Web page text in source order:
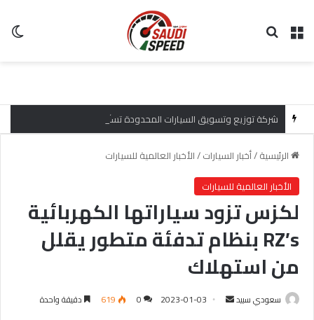
القائمة
الرئيسية/أخبار السيارات/الأخبار العالمية للسيارات
الأخبار العالمية للسيارات
لكزس تزود سياراتها الكهربائية
RZ’s بنظام تدفئة متطور يقلل
من استهلاك
سعودي سبيد 2023-01-03
0
619 دقيقة واحدة